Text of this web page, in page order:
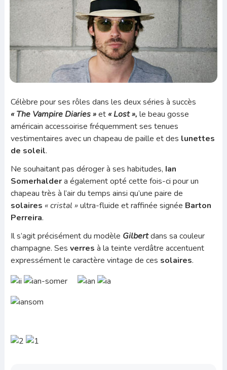
Célèbre pour ses rôles dans les deux séries à succès
« The Vampire Diaries »et « Lost », le beau gosse
américain accessoirise fréquemment ses tenues
vestimentaires avec un chapeau de paille et des lunettes
de soleil.
Ne souhaitant pas déroger à ses habitudes, Ian
Somerhaldera également opté cette fois-ci pour un
chapeau très à l’air du temps ainsi qu’une paire de
solaires « cristal »ultra-fluide et raffinée signée Barton
Perreira.
Il s’agit précisément du modèle Gilbertdans sa couleur
champagne. Ses verres à la teinte verdâtre accentuent
expressément le caractère vintage de ces solaires.